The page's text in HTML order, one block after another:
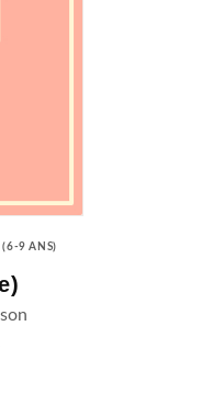
(6-9 ANS)